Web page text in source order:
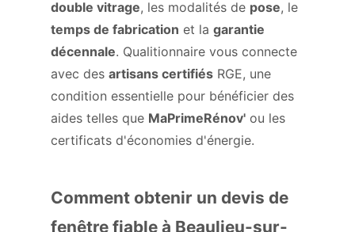
double vitrage, les modalités de pose, le
temps de fabrication et la garantie
décennale. Qualitionnaire vous connecte
avec des artisans certifiés RGE, une
condition essentielle pour bénéficier des
aides telles que MaPrimeRénov' ou les
certificats d'économies d'énergie.
Comment obtenir un devis de
fenêtre fiable à Beaulieu-sur-